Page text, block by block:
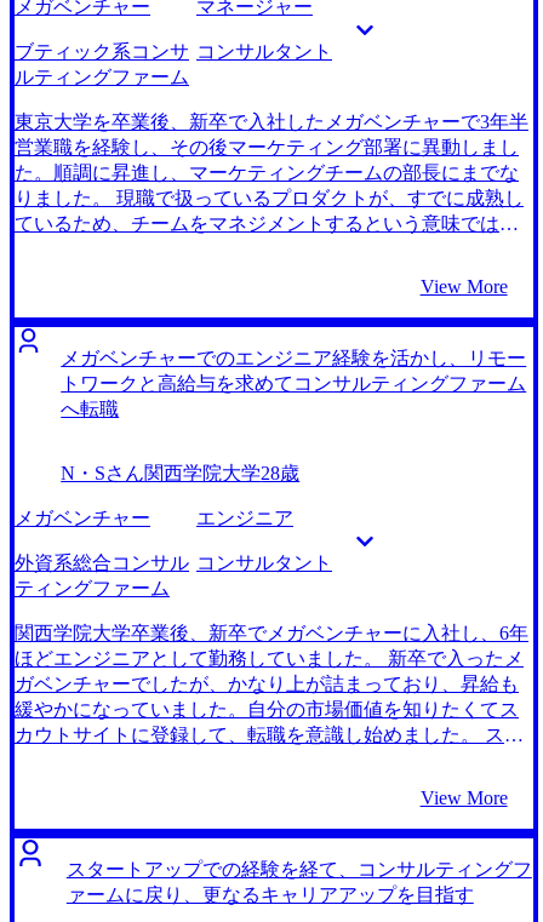
しは非常に役に立ちました。 転職活動に過度に熱中し、活
動自体が目的になった瞬間があったことです。全体を通し
て精力的に取り組めたことは良かったですが、「将来のキ
ャリアの可能性を広げるために転職活動を進めている」目
的意識を常に持つことで、もう少し張り詰めずに走り切る
ことが出来たのではないかと今となっては後悔していま
す。 転職前は年収600万円、転職後は年収700万円になりま
した まずは情報の収集や分析、資料作成から始め、数年後
にはプロジェクトの担当者として実際にクライアントの悩
コンサルタントとして独立することも視野に入れているの
で、まずは基本的な作業を通じてキャリアアップ・独立の
両面に必要なスキルを身に付けていきたいです。
トを獲得し、自分にポジティブな影響を与えてくれると考
えコンサルティングファームへの転職を検討し始めまし
た。 2社です。 元々知人のエージェントさんからコンサル
サルティングファームへの転職の難しさを痛感しました。
その中で、インスタグラムでコンサルタントの転職に特化
しているというMyVisionさんの広告を見て、話を聞いてみ
ようと思いました。 年収をアップさせたいという私のオー
ダーを出したところ、藤田さんは私にマッチしたファーム
化というだけあって、業界への知見が圧倒的で、とても信
頼できました。 新規事業の立ち上げは、コンサルティング
ファームへの案件として近年増えているそうで、藤田さん
は、企画職という自分の経歴を活かせる求人を沢山教えて
くれました。 また、初めての転職で、長期的なキャリアを
見据えての転職先選択があまりできていなかったのです
なキャリアビジョンも見据えた転職活動ができました。 藤
には十分な準備ができなかった職務履歴書や、転職の志望
動機に対して徹底的なフィードバックをくれたうえで、と
ても完成度の高いものに仕上げてくれたので、自信をもっ
て転職活動ができました。 今までいたスタートアップと、
コンサルティングファームでは、ビジネスの進め方が大き
く異なるので、そのコミュニケーションのギャップに慣れ
るのに時間がかかりました。 それでも藤田さんが粘り強く
面接対策をしてくれたので、最終的には十分に適応できま
した。 転職前は年収500万円、転職後は年収600万円になり
す。経営層として事業を伸ばせるように、コンサルティン
グファームでは総合的なビジネススキルを積みたいです。5
年以内に自分の次のキャリアが明確にできるように、日々
刺激を受けながら頑張りたいと思っています。
メガベンチャー マネージャー
ブティック系コンサ
ルティングファーム
コンサルタント
東京大学を卒業後、新卒で入社したメガベンチャーで3年半
営業職を経験し、その後マーケティング部署に異動しまし
た。順調に昇進し、マーケティングチームの部長にまでな
りました。 現職で扱っているプロダクトが、すでに成熟し
ているため、チームをマネジメントするという意味では介
仕事がしたいと思い転職を考えました。 広告代理店など
の、マーケティングの下流ポジションに携わることは考え
ていなかったので、上流から携われる事業会社の企画ポジ
ションか、マーケティングの案件が多いコンサルティング
ファームを選択肢として考えていました。 その中で、今後
ムに狙いを絞りました。 3社です。 MyVisionの藤田さんご
経験していたため、現場の話にとても精通していました。
またコンサルティングファームに入った後のキャリアステ
ップや、マーケターとしての職能の磨き方という部分でも
ングファームで数年働いて事業会社に戻るという選択肢を
とった場合でも取れる選択肢が多いことがわかりました。
コンサルティングファーム内の知見にとどまらず、さらに
先のビジョンに関しても深い知見を持つ藤田さんはとても
信頼できると思ったので、安心してお任せしました。 大手
数多くご紹介いただけました。 結果的に外資系コンサルテ
ィングファームからも内定がもらえましたが、よりファー
ムの成長にコミットしたいという思いからブティック系コ
ンサルティングファームへ転職を決めました。ファームの
中で働いている方とのカジュアル面談等もアサインしてい
View More
メガベンチャーでのエンジニア経験を活かし、リモー
トワークと高給与を求めてコンサルティングファーム
へ転職
N・Sさん関西学院大学28歳
メガベンチャー エンジニア
外資系総合コンサル
ティングファーム
コンサルタント
関西学院大学卒業後、新卒でメガベンチャーに入社し、6年
ほどエンジニアとして勤務していました。 新卒で入ったメ
ガベンチャーでしたが、かなり上が詰まっており、昇給も
緩やかになっていました。自分の市場価値を知りたくてス
カウトサイトに登録して、転職を意識し始めました。 スタ
という点に重点を置いていたので、条件に合う会社が意外
と少なかったです。一方で、コンサルタントはリモートワ
ークも柔軟に活用でき、自分のニーズに合っているなと感
じました。給料もかなり高かったこともあり、コンサルテ
View More
スタートアップでの経験を経て、コンサルティングフ
ァームに戻り、更なるキャリアアップを目指す